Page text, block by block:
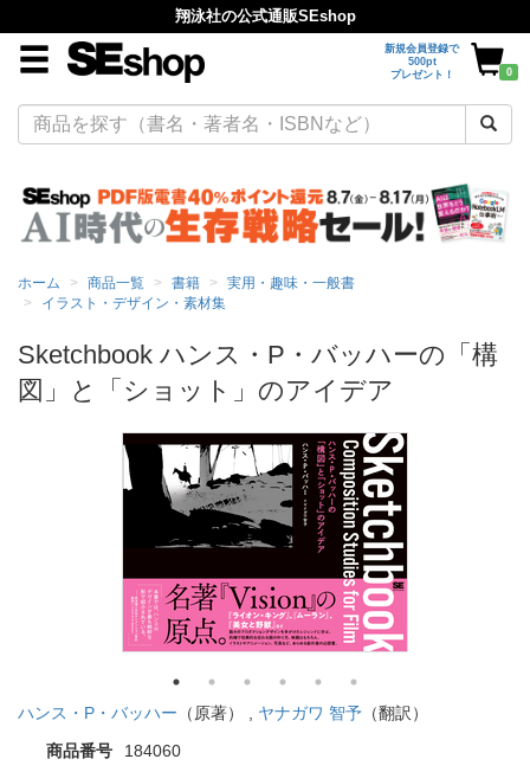
翔泳社の公式通販SEshop
新規会員登録で
500pt
プレゼント！
0
ホーム 商品一覧 書籍
実用・趣味・一般書
イラスト・デザイン・素材集
Sketchbook ハンス・P・バッハーの「構
図」と「ショット」のアイデア
ハンス・P・バッハー （原著） , ヤナガワ 智予 （翻訳）
商品番号
184060